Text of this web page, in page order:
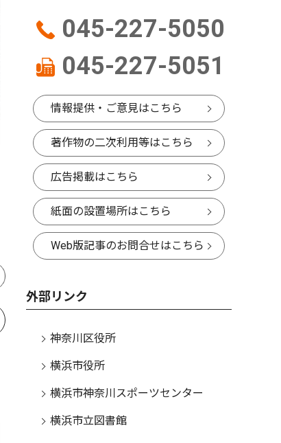
社会
神奈川区
神奈川区内でも支援の輪 熊
本の地震受け募金活動
小中学生
本 区制
開始
045-227-5050
045-227-5051
情報提供・ご意見はこちら
著作物の二次利用等はこちら
広告掲載はこちら
紙面の設置場所はこちら
Web版記事のお問合せはこちら
外部リンク
神奈川区役所
横浜市役所
横浜市神奈川スポーツセンター
横浜市立図書館